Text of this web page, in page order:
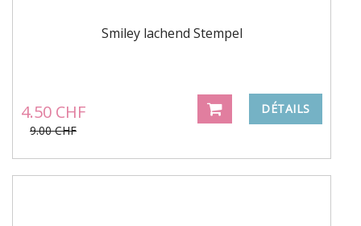
Smiley lachend Stempel
4.50 CHF
9.00 CHF
DÉTAILS